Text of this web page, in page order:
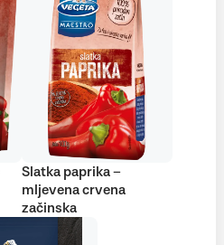
Slatka paprika –
mljevena crvena
začinska